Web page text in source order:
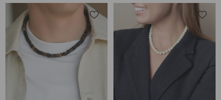
Pridėti į
patikusios
prekės
Pridėti į
patikusios